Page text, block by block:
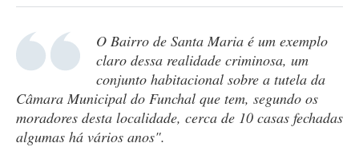
O Bairro de Santa Maria é um exemplo
claro dessa realidade criminosa, um
conjunto habitacional sobre a tutela da
Câmara Municipal do Funchal que tem, segundo os
moradores desta localidade, cerca de 10 casas fechadas
algumas há vários anos".